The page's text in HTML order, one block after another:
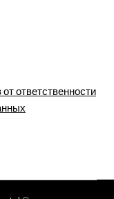
ответственности